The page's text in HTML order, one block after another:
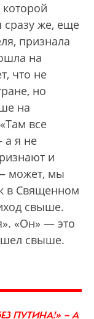
сразу же, еще
признала
на
что не
но
на
все
а я не
и
может, мы
в Священном
свыше.
«Он» — это
свыше.
ПУТИНА!» — А